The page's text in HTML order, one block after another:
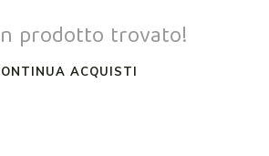
prodotto trovato!
ACQUISTI